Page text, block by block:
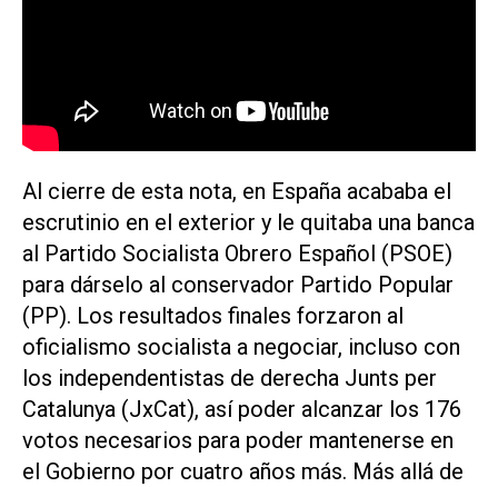
Al cierre de esta nota, en España acababa el
escrutinio en el exterior y le quitaba una banca
al Partido Socialista Obrero Español (PSOE)
para dárselo al conservador Partido Popular
(PP). Los resultados finales forzaron al
oficialismo socialista a negociar, incluso con
los independentistas de derecha Junts per
Catalunya (JxCat), así poder alcanzar los 176
votos necesarios para poder mantenerse en
el Gobierno por cuatro años más. Más allá de